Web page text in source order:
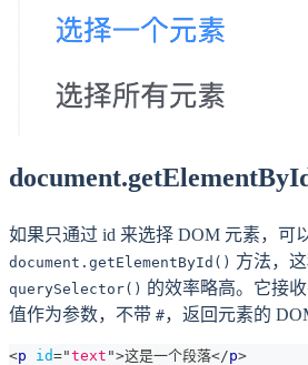
如果只通过 id 来选择 DOM 元素，可
document.getElementById() 方法，
querySelector() 的效率略高。它接
值作为参数，不带 #，返回元素的
<p id="text ">这是一个段落</p>